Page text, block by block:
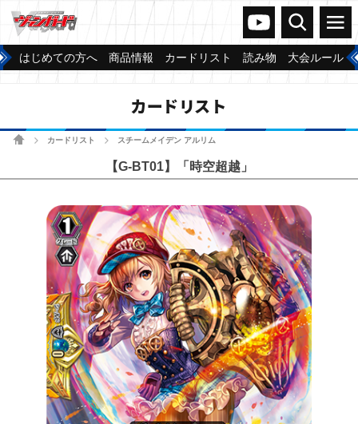
ヴァンガードch
検索 メニュー
はじめての方へ 商品情報 カードリスト 読み物 大会ルール
カードリスト
ホームカードリスト スチームメイデン アルリム
【G-BT01】「時空超越」